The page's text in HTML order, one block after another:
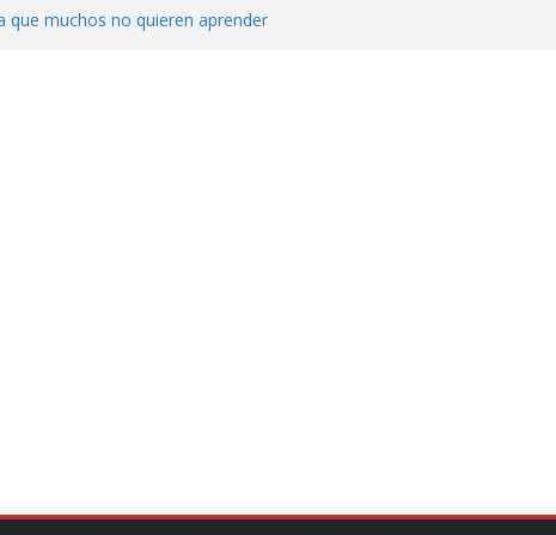
que muchos no quieren aprender